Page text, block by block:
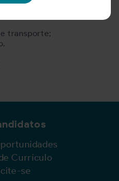
transporte;
Currículo
se